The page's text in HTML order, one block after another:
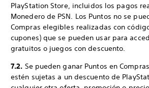
PlayStation Store, incluidos los pagos
Monedero de PSN. Los Puntos no se
Compras elegibles realizadas con
cupones) que se pueden usar para
gratuitos o juegos con descuento.
7.2. Se pueden ganar Puntos en
estén sujetas a un descuento de